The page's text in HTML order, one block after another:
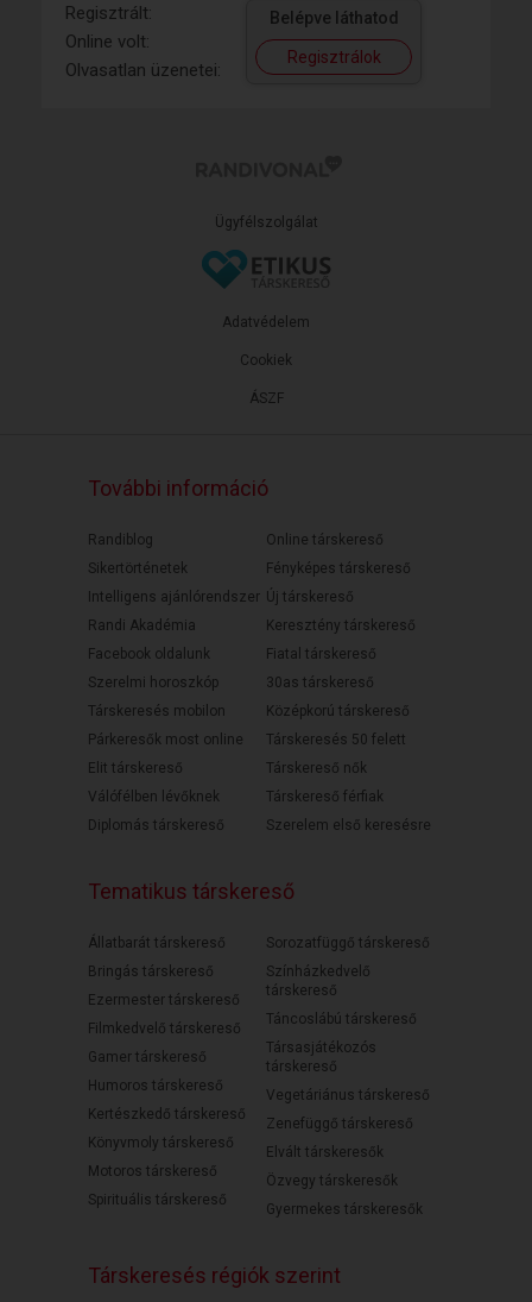
Regisztrált:
Online volt:
Olvasatlan üzenetei:
Belépve láthatod
Regisztrálok
Ügyfélszolgálat
ÁSZF
Adatvédelem
Cookiek
További információ
Randiblog
Sikertörténetek
Intelligens ajánlórendszer
Randi Akadémia
Facebook oldalunk
Szerelmi horoszkóp
Társkeresés mobilon
Párkeresők most online
Elit társkereső
Válófélben lévőknek
Diplomás társkereső
Online társkereső
Fényképes társkereső
Új társkereső
Keresztény társkereső
Fiatal társkereső
30as társkereső
Középkorú társkereső
Társkeresés 50 felett
Társkereső nők
Társkereső férfiak
Szerelem első keresésre
Tematikus társkereső
Állatbarát társkereső
Bringás társkereső
Ezermester társkereső
Filmkedvelő társkereső
Gamer társkereső
Humoros társkereső
Kertészkedő társkereső
Könyvmoly társkereső
Motoros társkereső
Spirituális társkereső
Sorozatfüggő társkereső
Színházkedvelő
társkereső
Táncoslábú társkereső
Társasjátékozós
társkereső
Vegetáriánus társkereső
Zenefüggő társkereső
Elvált társkeresők
Özvegy társkeresők
Gyermekes társkeresők
Társkeresés régiók szerint